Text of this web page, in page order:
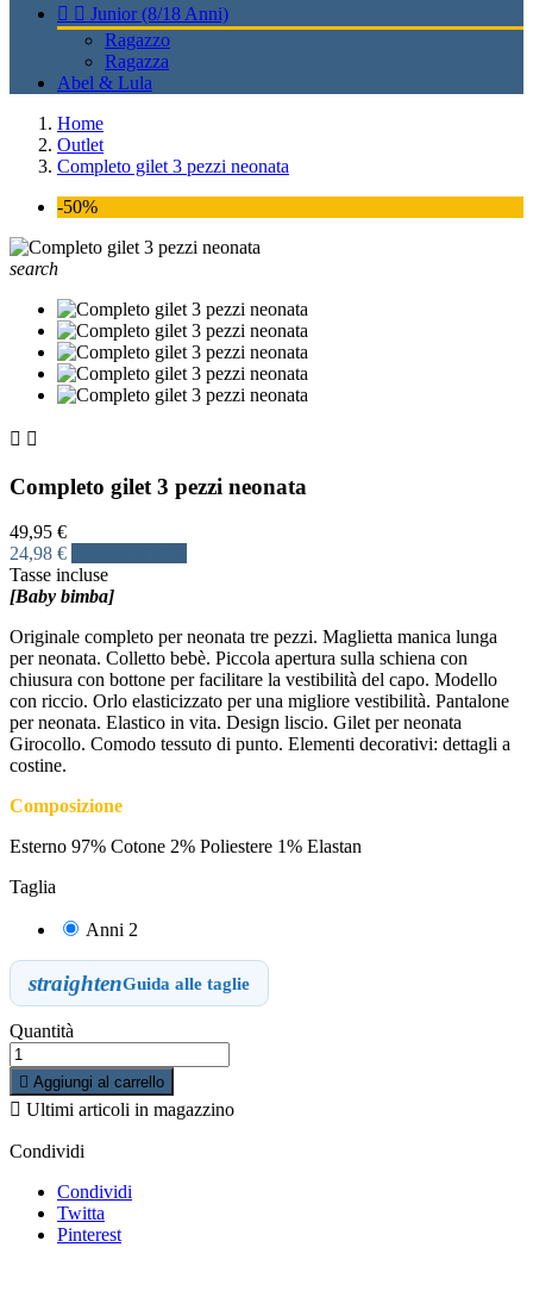
  Junior (8/18 Anni)
Ragazzo
Ragazza
Abel & Lula
Home
Outlet
Completo gilet 3 pezzi neonata
-50%
search
 
Completo gilet 3 pezzi neonata
49,95 €
24,98 €
Tasse incluse
[Baby bimba]
Originale completo per neonata tre pezzi. Maglietta manica lunga
per neonata. Colletto bebè. Piccola apertura sulla schiena con
chiusura con bottone per facilitare la vestibilità del capo. Modello
con riccio. Orlo elasticizzato per una migliore vestibilità. Pantalone
per neonata. Elastico in vita. Design liscio. Gilet per neonata
Girocollo. Comodo tessuto di punto. Elementi decorativi: dettagli a
costine.
Composizione
Esterno 97% Cotone 2% Poliestere 1% Elastan
Taglia
Anni 2
straightenGuida alle taglie
Quantità
 Aggiungi al carrello
 Ultimi articoli in magazzino
Condividi
Condividi
Twitta
Pinterest